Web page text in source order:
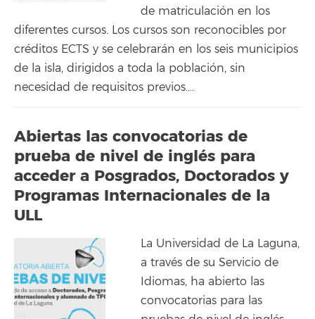
de matriculación en los
diferentes cursos. Los cursos son reconocibles por
créditos ECTS y se celebrarán en los seis municipios
de la isla, dirigidos a toda la población, sin
necesidad de requisitos previos….
Abiertas las convocatorias de
prueba de nivel de inglés para
acceder a Posgrados, Doctorados y
Programas Internacionales de la
ULL
La Universidad de La Laguna,
a través de su Servicio de
Idiomas, ha abierto las
convocatorias para las